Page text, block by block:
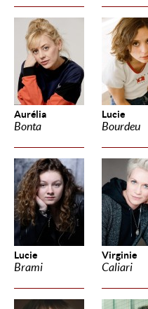
Aurélia
Bonta
Lucie
Bourdeu
Lucie
Brami
Virginie
Caliari